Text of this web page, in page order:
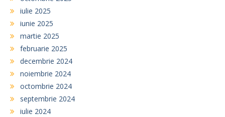
iulie 2025
iunie 2025
martie 2025
februarie 2025
decembrie 2024
noiembrie 2024
octombrie 2024
septembrie 2024
iulie 2024